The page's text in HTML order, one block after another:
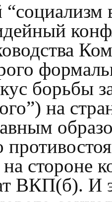
борьбы
на
стороне
ВКП(б). И